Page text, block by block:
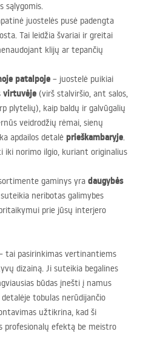
sąlygomis.
juostelės pusė padengta
Tai leidžia švariai ir greitai
klijų ar tepančių
patalpoje – juostelė puikiai
virtuvėje (virš stalviršio, ant salos,
plytelių), kaip baldų ir galvūgalių
veidrodžių rėmai, sienų
apdailos detalė prieškambaryje.
iki norimo ilgio, kuriant originalius
gaminys yra daugybės
neribotas galimybes
prie jūsų interjero
tai pasirinkimas vertinantiems
dizainą. Ji suteikia begalines
būdas įnešti į namus
tobulas nerūdijančio
užtikrina, kad ši
profesionalų efektą be meistro